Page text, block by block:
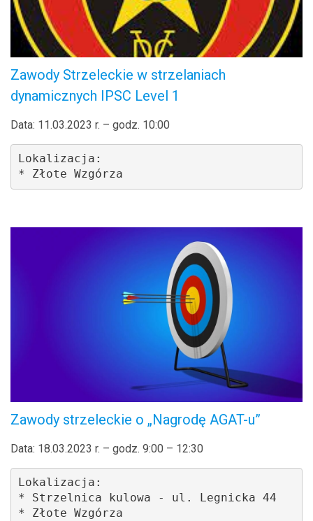
Zawody Strzeleckie w strzelaniach
dynamicznych IPSC Level 1
Data: 11.03.2023 r. – godz. 10:00
Lokalizacja:
* Złote Wzgórza
Zawody strzeleckie o „Nagrodę AGAT-u”
Data: 18.03.2023 r. – godz. 9:00 – 12:30
Lokalizacja:
* Strzelnica kulowa - ul. Legnicka 44
* Złote Wzgórza